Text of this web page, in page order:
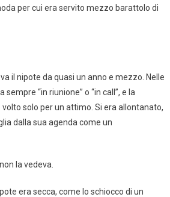
per cui era servito mezzo barattolo di
il nipote da quasi un anno e mezzo. Nelle
“in riunione” o “in call”, e la
solo per un attimo. Si era allontanato,
dalla sua agenda come un
la vedeva.
era secca, come lo schiocco di un